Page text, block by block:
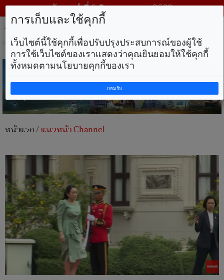
วันเสาร์ ที่ 8 สิงหาคม พ.ศ. 2569
หน้าแรก/แนวหน้า Channel
การเก็บและใช้คุกกี้
เว็บไซต์นี้ใช้คุกกี้เพื่อปรับปรุงประสบการณ์ของผู้ใช้
การใช้เว็บไซต์ของเราแสดงว่าคุณยินยอมให้ใช้คุกกี้
ทั้งหมดตามนโยบายคุกกี้ของเรา
ยอมรับ